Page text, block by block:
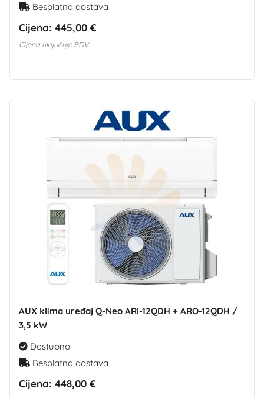
Besplatna dostava
Cijena: 445,00 €
Cijena uključuje PDV.
AUX klima uređaj Q-Neo ARI-12QDH + ARO-12QDH /
3,5 kW
Dostupno
Besplatna dostava
Cijena: 448,00 €